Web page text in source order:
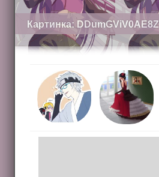
На
Картинка: